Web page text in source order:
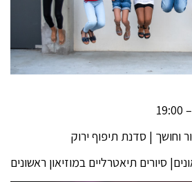
וחושך | סדנת תיפוף ירוק
סיורים תיאטרליים במוזיאון ראשונים